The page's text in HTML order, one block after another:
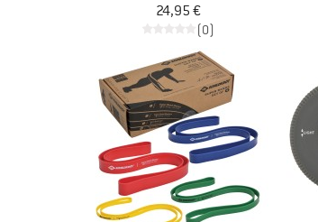
24,95 €
(0)